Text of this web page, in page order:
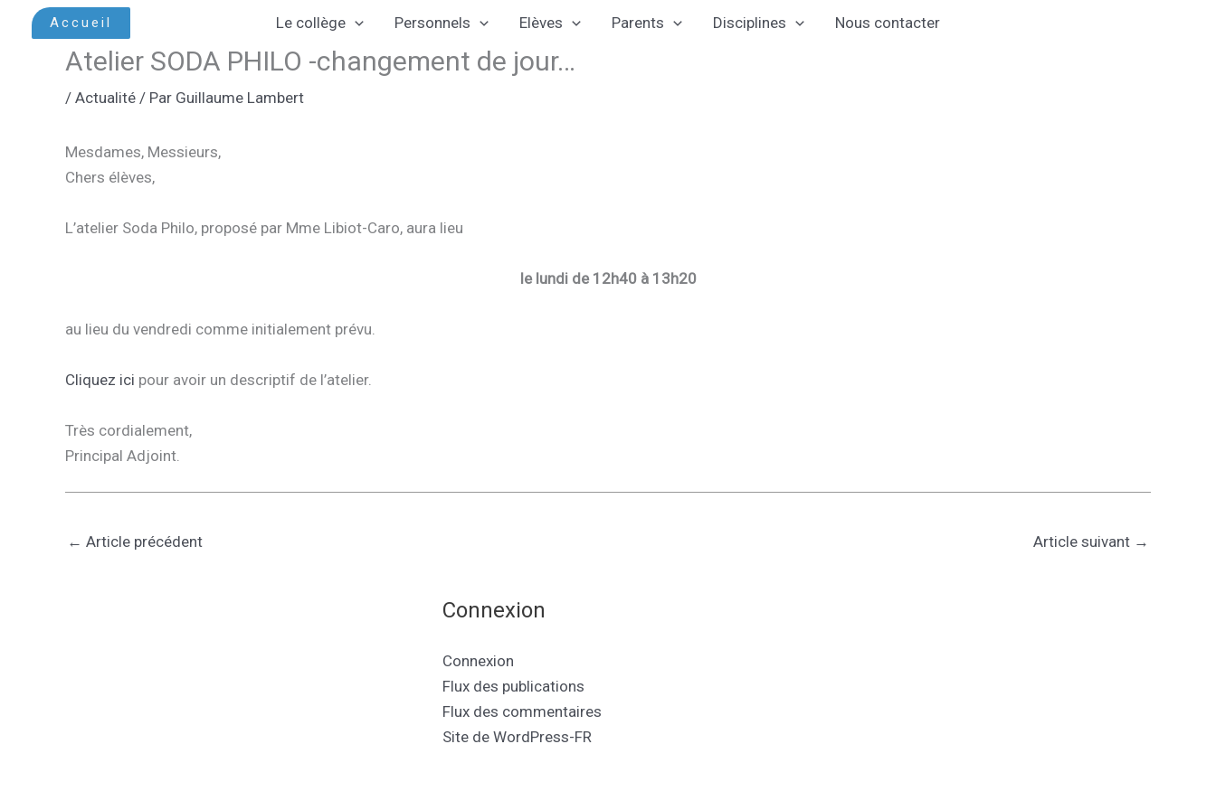
Accueil Le collège Personnels Elèves Parents Disciplines Nous contacter
Atelier SODA PHILO -changement de jour…
/ Actualité / Par Guillaume Lambert
Mesdames, Messieurs,
Chers élèves,
L’atelier Soda Philo, proposé par Mme Libiot-Caro, aura lieu
le lundi de 12h40 à 13h20
au lieu du vendredi comme initialement prévu.
Cliquez ici pour avoir un descriptif de l’atelier.
Très cordialement,
Principal Adjoint.
← Article précédent Article suivant →
Connexion
Connexion
Flux des publications
Flux des commentaires
Site de WordPress-FR